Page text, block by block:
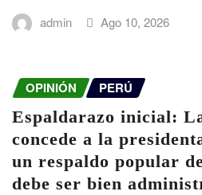
admin Ago 10, 2026
OPINIÓN PERÚ
Espaldarazo inicial:
concede a la
un respaldo popular
debe ser bien